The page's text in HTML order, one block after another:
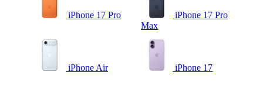
iPhone 17 Pro
iPhone 17 Pro
Max
iPhone Air iPhone 17